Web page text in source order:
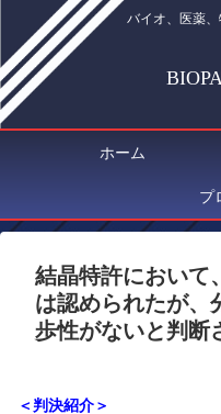
バイオ、医薬、
ホーム
プ
結晶特許において
は認められたが、
歩性がないと判断
＜判決紹介＞